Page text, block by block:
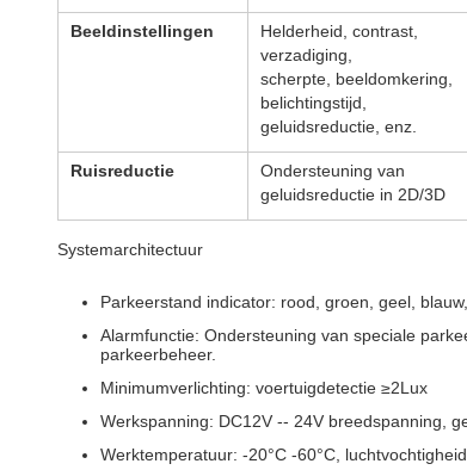
Beeldinstellingen
Helderheid, contrast,
verzadiging,
scherpte, beeldomkering,
belichtingstijd,
geluidsreductie, enz.
Ruisreductie
Ondersteuning van
geluidsreductie in 2D/3D
Systemarchitectuur
Parkeerstand indicator: rood, groen, geel,
Alarmfunctie: Ondersteuning van speciale
parkeerbeheer.
Minimumverlichting: voertuigdetectie ≥2Lux
Werkspanning: DC12V -- 24V breedspanning,
Werktemperatuur: -20°C -60°C,